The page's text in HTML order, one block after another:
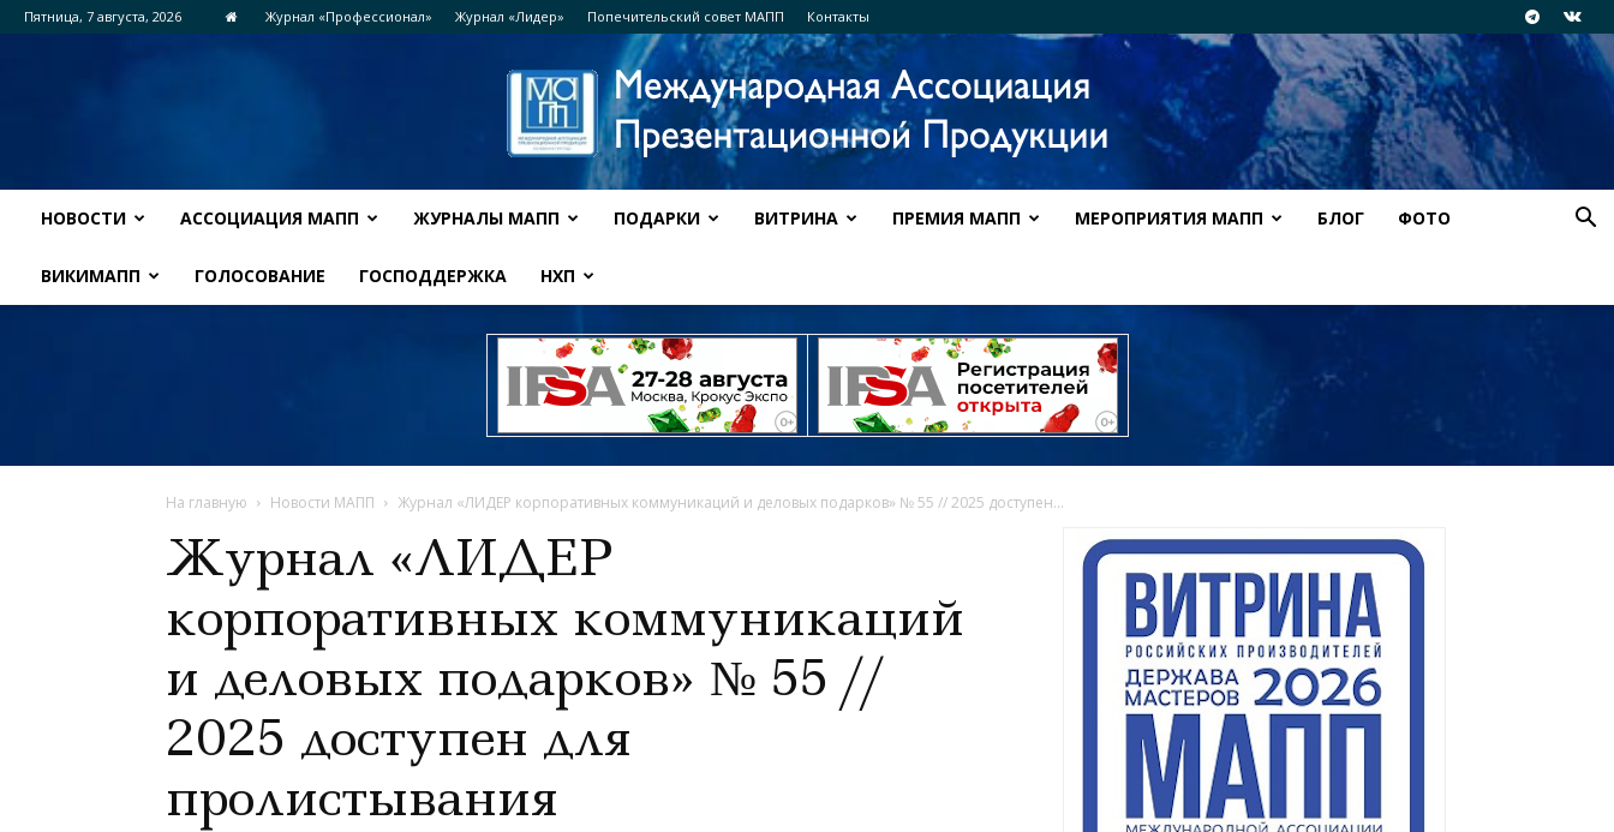
Пятница, 7 августа, 2026 Журнал «Профессионал» Журнал «Лидер» Попечительский совет МАПП Контакты
НОВОСТИ АССОЦИАЦИЯ МАПП ЖУРНАЛЫ МАПП ПОДАРКИ ВИТРИНА ПРЕМИЯ МАПП МЕРОПРИЯТИЯ МАПП БЛОГ ФОТО
ВИКИМАПП ГОЛОСОВАНИЕ ГОСПОДДЕРЖКА НХП
На главную Новости МАПП Журнал «ЛИДЕР корпоративных коммуникаций и деловых подарков» № 55 // 2025 доступен...
Журнал «ЛИДЕР
корпоративных коммуникаций
и деловых подарков» № 55 //
2025 доступен для
пролистывания